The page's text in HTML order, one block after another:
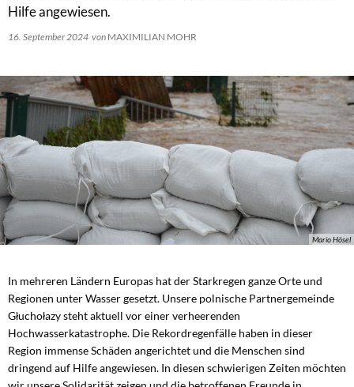
Hilfe angewiesen.
16. September 2024 von MAXIMILIAN MOHR
Mario Hösel
In mehreren Ländern Europas hat der Starkregen ganze Orte und
Regionen unter Wasser gesetzt. Unsere polnische Partnergemeinde
Głuchołazy steht aktuell vor einer verheerenden
Hochwasserkatastrophe. Die Rekordregenfälle haben in dieser
Region immense Schäden angerichtet und die Menschen sind
dringend auf Hilfe angewiesen. In diesen schwierigen Zeiten möchten